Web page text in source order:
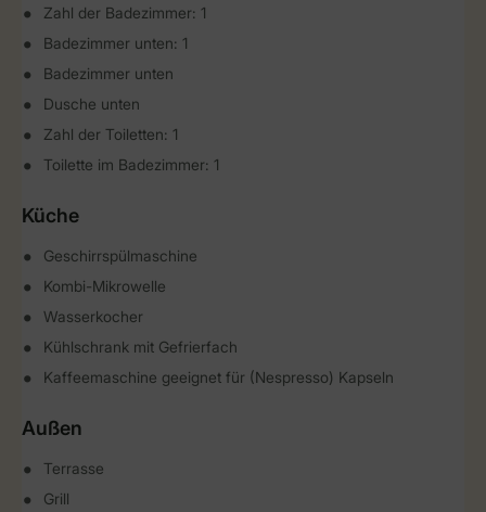
Zahl der Badezimmer: 1
Badezimmer unten: 1
Badezimmer unten
Dusche unten
Zahl der Toiletten: 1
Toilette im Badezimmer: 1
Küche
Geschirrspülmaschine
Kombi-Mikrowelle
Wasserkocher
Kühlschrank mit Gefrierfach
Kaffeemaschine geeignet für (Nespresso) Kapseln
Außen
Terrasse
Grill